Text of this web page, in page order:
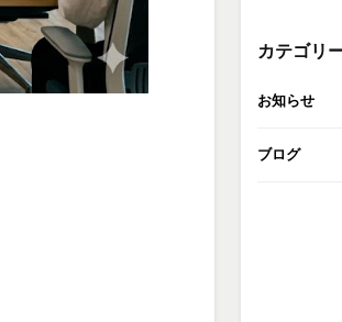
カテゴリ
お知らせ
ブログ